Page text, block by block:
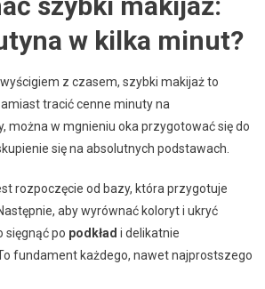
w kilka minut?
z czasem, szybki makijaż to
tracić cenne minuty na
można w mgnieniu oka przygotować się do
się na absolutnych podstawach.
rozpoczęcie od bazy, która przygotuje
aby wyrównać koloryt i ukryć
sięgnąć po podkład i delikatnie
fundament każdego, nawet najprostszego